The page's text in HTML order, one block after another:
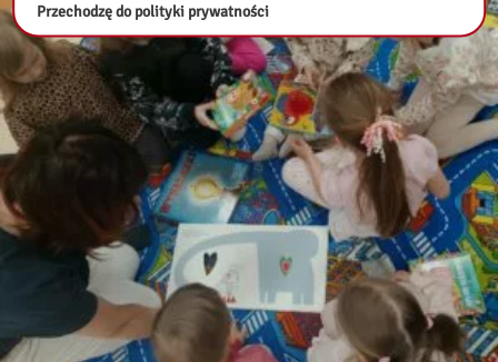
Przechodzę do polityki prywatności